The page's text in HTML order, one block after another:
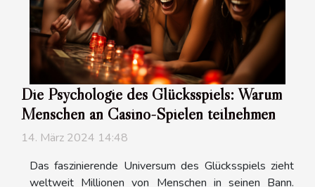
Die Psychologie des Glücksspiels: Warum
Menschen an Casino-Spielen teilnehmen
14. März 2024 14:48
Das faszinierende Universum des Glücksspiels zieht
weltweit Millionen von Menschen in seinen Bann.